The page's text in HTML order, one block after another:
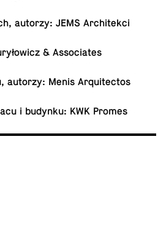
autorzy: JEMS Architekci
& Associates
autorzy: Menis Arquitectos
i budynku: KWK Promes